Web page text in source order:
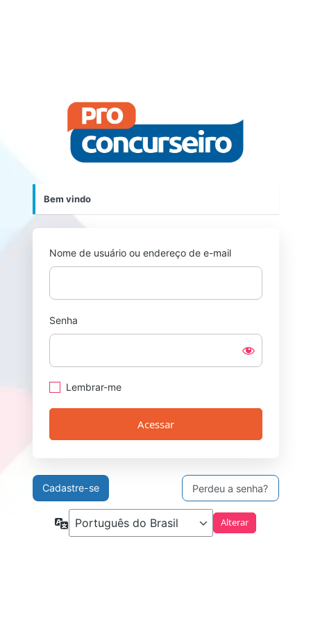
Bem vindo
Nome de usuário ou endereço de e-mail
Senha
Lembrar-me
Cadastre-se Perdeu a senha?
Idioma